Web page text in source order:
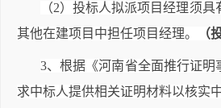
（2）投标人拟派项目经理须
其他在建项目中担任项目经理。
（
3、根据《河南省全面推行证明
求中标人提供相关证明材料以核实